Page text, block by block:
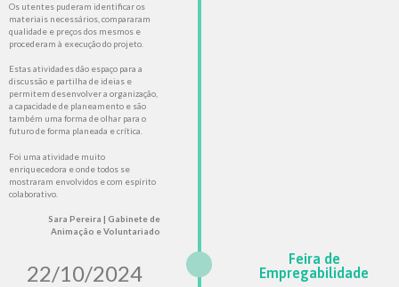
Os utentes puderam identificar os
materiais necessários, compararam
qualidade e preços dos mesmos e
procederam à execução do projeto.
Estas atividades dão espaço para a
discussão e partilha de ideias e
permitem desenvolver a organização,
a capacidade de planeamento e são
também uma forma de olhar para o
futuro de forma planeada e crítica.
Foi uma atividade muito
enriquecedora e onde todos se
mostraram envolvidos e com espírito
colaborativo.
Sara Pereira | Gabinete de
Animação e Voluntariado
22/10/2024
Feira de
Empregabilidade